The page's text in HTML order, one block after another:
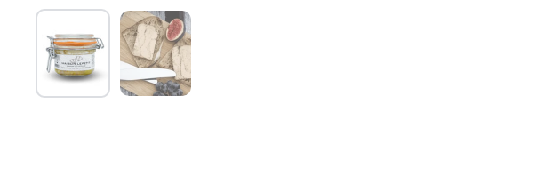
Mostra diapositiva 1Mostra diapositiva 2